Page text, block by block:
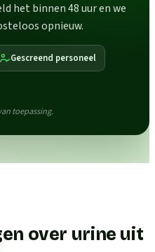
het binnen 48 uur en we
opnieuw.
Gescreend personeel
toepassing.
over urine uit